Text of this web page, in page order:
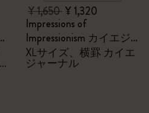
¥ 1,650¥ 1,320
Impressions of
Impressionism カイエジ
ャーナル
XLサイズ、横罫 カイエ
ジャーナル